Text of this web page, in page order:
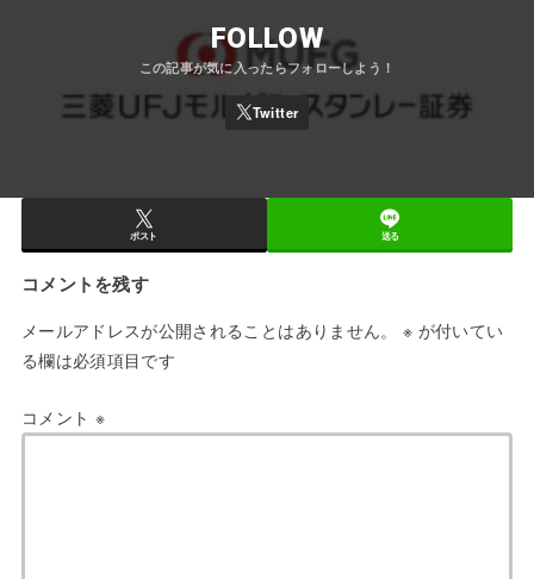
FOLLOW
ポスト 送る
コメントを残す
メールアドレスが公開されることはありません。 ※ が付いてい
る欄は必須項目です
コメント ※